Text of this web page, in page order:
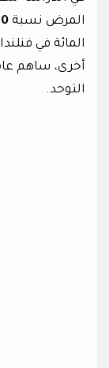
المرض نسبة
المائة في
أخرى، ساهم
التوحد.